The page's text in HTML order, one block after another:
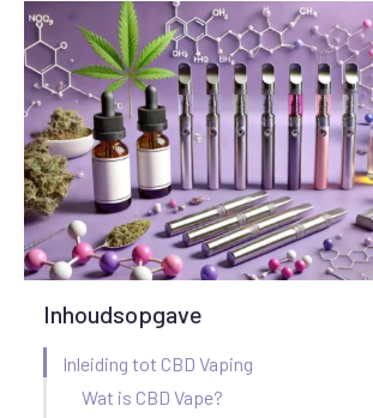
Inhoudsopgave
Inleiding tot CBD Vaping
Wat is CBD Vape?